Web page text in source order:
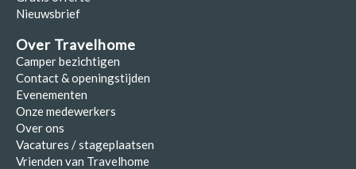
Nieuwsbrief
Over Travelhome
Camper bezichtigen
Contact & openingstijden
Evenementen
Onze medewerkers
Over ons
Vacatures / stageplaatsen
Vrienden van Travelhome